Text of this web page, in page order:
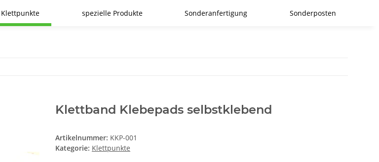
Klettpunkte spezielle Produkte Sonderanfertigung Sonderposten
Klettband Klebepads selbstklebend
Artikelnummer: KKP-001
Kategorie: Klettpunkte